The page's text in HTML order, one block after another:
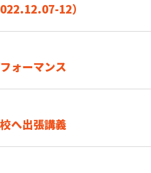
12）
ォーマンス
へ出張講義